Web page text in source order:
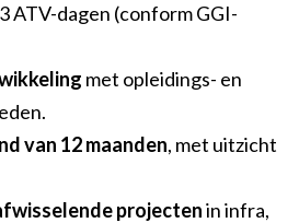
ATV-dagen (conform GGI-
met opleidings- en
van 12 maanden, met uitzicht
projectenin infra,